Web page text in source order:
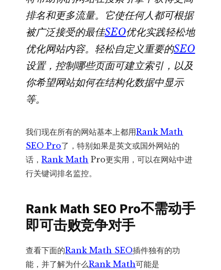
界
的
瑞
士
军
刀
数
量
排名和更多流量。它使任何人都可根据
被广泛接受的最佳SEO优化实践轻松地
优化网站内容。轻松自定义重要的SEO
设置，控制哪些页面可建立索引，以及
你希望网站如何在结构化数据中显示
等。
我们现在所有的网站基本上都用Rank Math
SEO Pro了，特别如果是英文或国外网站的
话，Rank Math Pro更实用，可以在网站中进
行关键词排名监控。
Rank Math SEO Pro不需动手
即可击败竞争对手
查看下面的Rank Math SEO插件独有的功
能，并了解为什么Rank Math可能是